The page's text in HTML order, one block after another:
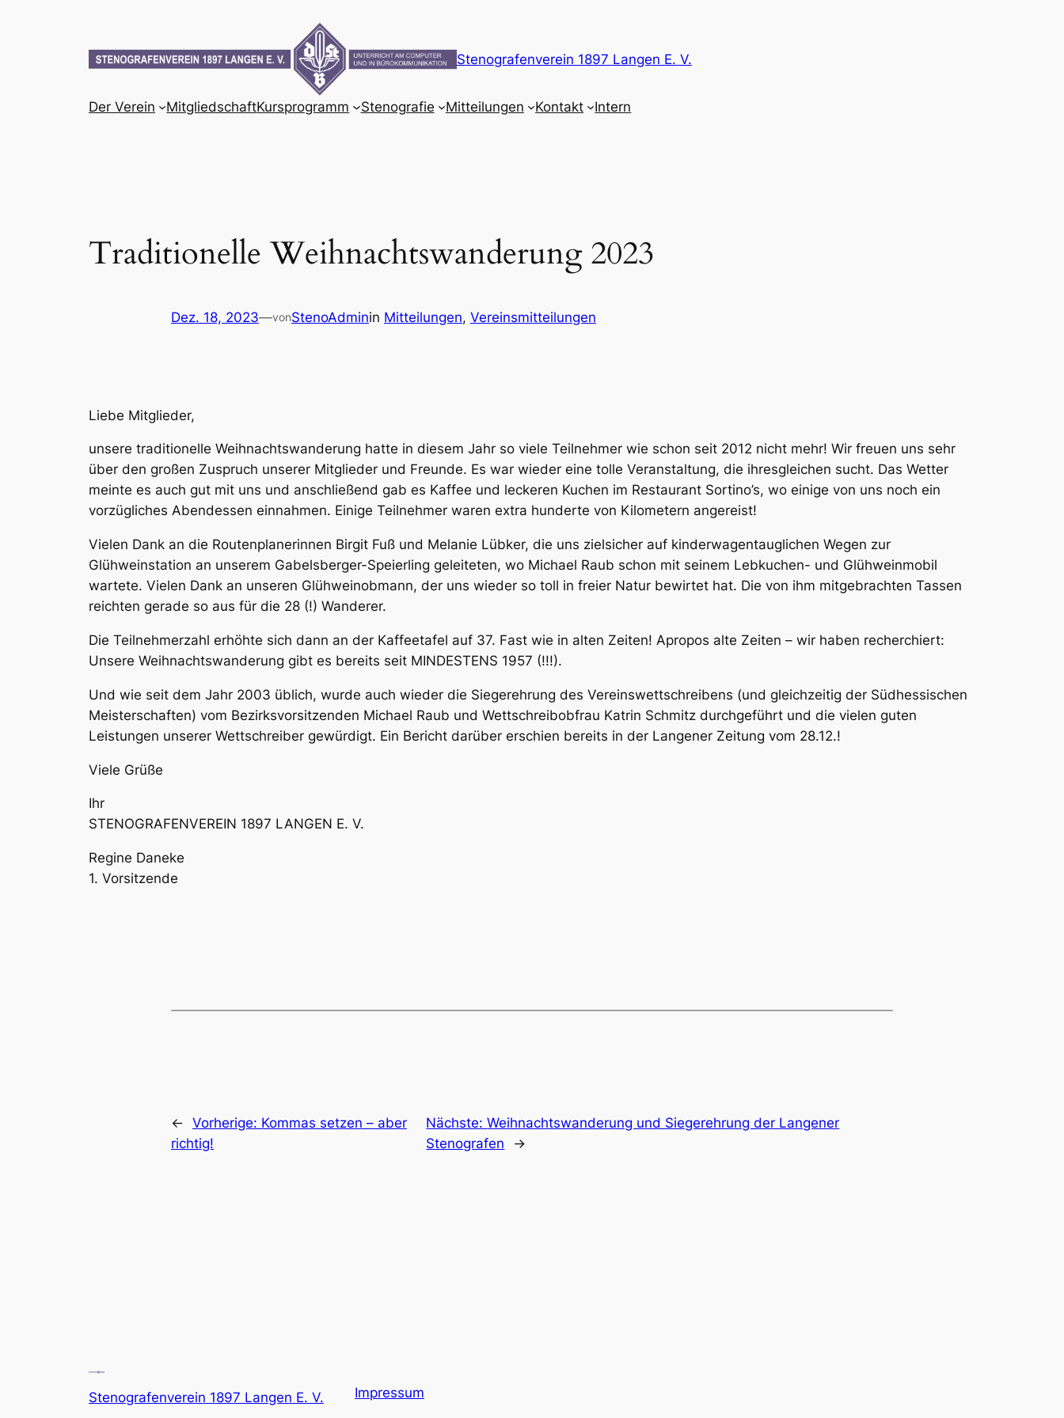
Stenografenverein 1897 Langen E. V.
Der Verein MitgliedschaftKursprogramm Stenografie Mitteilungen Kontakt Intern
Traditionelle Weihnachtswanderung 2023
Dez. 18, 2023—vonStenoAdminin Mitteilungen, Vereinsmitteilungen
Liebe Mitglieder,
unsere traditionelle Weihnachtswanderung hatte in diesem Jahr so viele Teilnehmer wie schon seit 2012 nicht mehr! Wir freuen uns sehr
über den großen Zuspruch unserer Mitglieder und Freunde. Es war wieder eine tolle Veranstaltung, die ihresgleichen sucht. Das Wetter
meinte es auch gut mit uns und anschließend gab es Kaffee und leckeren Kuchen im Restaurant Sortino’s, wo einige von uns noch ein
vorzügliches Abendessen einnahmen. Einige Teilnehmer waren extra hunderte von Kilometern angereist!
Vielen Dank an die Routenplanerinnen Birgit Fuß und Melanie Lübker, die uns zielsicher auf kinderwagentauglichen Wegen zur
Glühweinstation an unserem Gabelsberger-Speierling geleiteten, wo Michael Raub schon mit seinem Lebkuchen- und Glühweinmobil
wartete. Vielen Dank an unseren Glühweinobmann, der uns wieder so toll in freier Natur bewirtet hat. Die von ihm mitgebrachten Tassen
reichten gerade so aus für die 28 (!) Wanderer.
Die Teilnehmerzahl erhöhte sich dann an der Kaffeetafel auf 37. Fast wie in alten Zeiten! Apropos alte Zeiten – wir haben recherchiert:
Unsere Weihnachtswanderung gibt es bereits seit MINDESTENS 1957 (!!!).
Und wie seit dem Jahr 2003 üblich, wurde auch wieder die Siegerehrung des Vereinswettschreibens (und gleichzeitig der Südhessischen
Meisterschaften) vom Bezirksvorsitzenden Michael Raub und Wettschreibobfrau Katrin Schmitz durchgeführt und die vielen guten
Leistungen unserer Wettschreiber gewürdigt. Ein Bericht darüber erschien bereits in der Langener Zeitung vom 28.12.!
Viele Grüße
Ihr
STENOGRAFENVEREIN 1897 LANGEN E. V.
Regine Daneke
1. Vorsitzende
← Vorherige: Kommas setzen – aber
richtig!
Nächste:Weihnachtswanderung und Siegerehrung der Langener
Stenografen
→
Stenografenverein 1897 Langen E. V. Impressum